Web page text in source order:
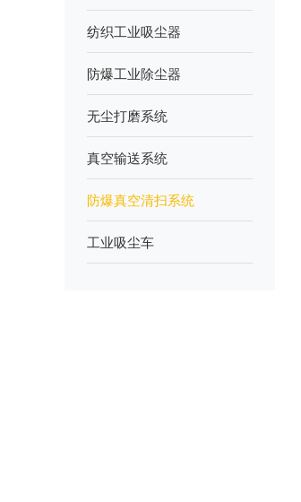
纺织工业吸尘器
防爆工业除尘器
无尘打磨系统
真空输送系统
防爆真空清扫系统
工业吸尘车